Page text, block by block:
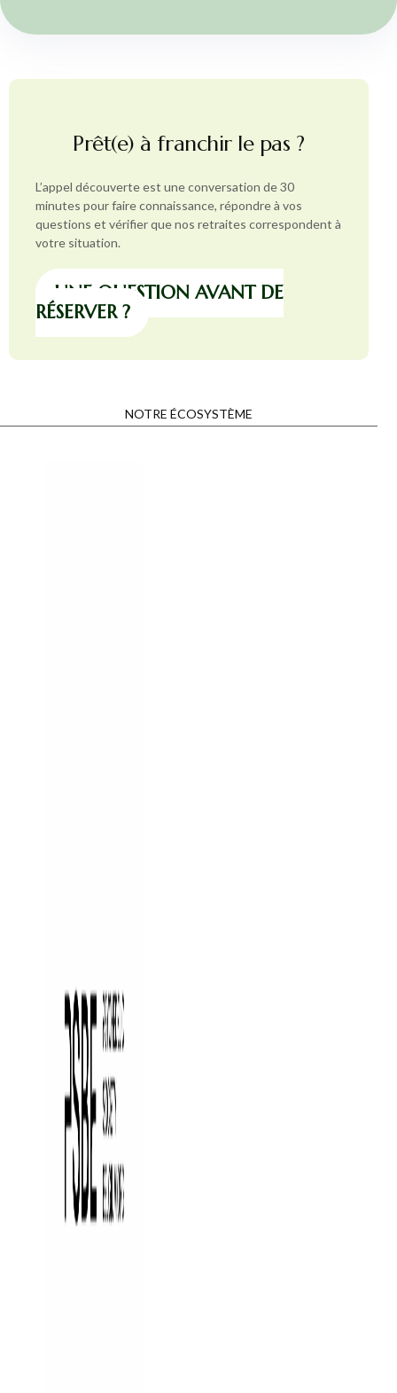
Prêt(e) à franchir le pas ?
L’appel découverte est une conversation de 30
minutes pour faire connaissance, répondre à vos
questions et vérifier que nos retraites correspondent à
votre situation.
UNE QUESTION AVANT DE
RÉSERVER ?
NOTRE ÉCOSYSTÈME